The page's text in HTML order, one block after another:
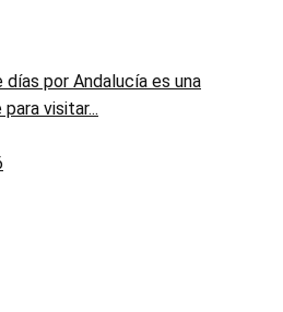
por Andalucía es una
visitar...